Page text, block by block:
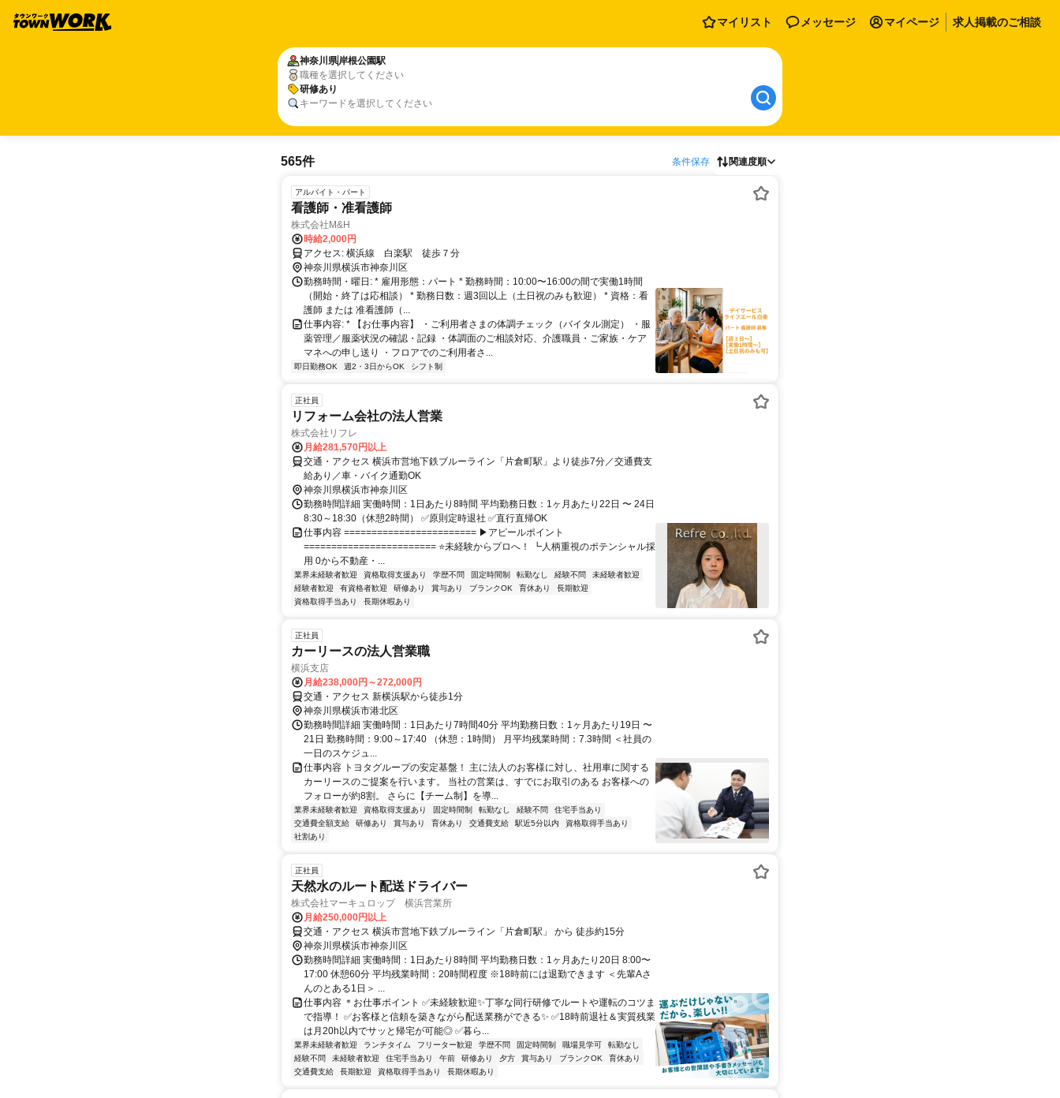
マイリスト メッセージ マイページ 求人掲載のご相談
神奈川県岸根公園駅
職種を選択してください
研修あり
キーワードを選択してください
565件 条件保存 関連度順
アルバイト・パート
看護師・准看護師
株式会社M&H
時給2,000円
アクセス: 横浜線 白楽駅 徒歩７分
神奈川県横浜市神奈川区
勤務時間・曜日: * 雇用形態：パート * 勤務時間：10:00〜16:00の間で実働1時間
（開始・終了は応相談） * 勤務日数：週3回以上（土日祝のみも歓迎） * 資格：看
護師 または 准看護師（...
仕事内容: * 【お仕事内容】 ・ご利用者さまの体調チェック（バイタル測定） ・服
薬管理／服薬状況の確認・記録 ・体調面のご相談対応、介護職員・ご家族・ケア
マネへの申し送り ・フロアでのご利用者さ...
即日勤務OK 週2・3日からOK シフト制
正社員
リフォーム会社の法人営業
株式会社リフレ
月給281,570円以上
交通・アクセス 横浜市営地下鉄ブルーライン「片倉町駅」より徒歩7分／交通費支
給あり／車・バイク通勤OK
神奈川県横浜市神奈川区
勤務時間詳細 実働時間：1日あたり8時間 平均勤務日数：1ヶ月あたり22日 〜 24日
8:30～18:30（休憩2時間） ✅原則定時退社 ✅直行直帰OK
仕事内容 ======================== ▶アピールポイント
======================== ⭐未経験からプロへ！ ┗人柄重視のポテンシャル採
用 0から不動産・...
業界未経験者歓迎 資格取得支援あり 学歴不問 固定時間制 転勤なし 経験不問
未経験者歓迎
経験者歓迎
有資格者歓迎 研修あり 賞与あり ブランクOK 育休あり
長期歓迎
資格取得手当あり
長期休暇あり
正社員
カーリースの法人営業職
横浜支店
月給238,000円～272,000円
交通・アクセス 新横浜駅から徒歩1分
神奈川県横浜市港北区
勤務時間詳細 実働時間：1日あたり7時間40分 平均勤務日数：1ヶ月あたり19日 〜
21日 勤務時間：9:00～17:40 （休憩：1時間） 月平均残業時間：7.3時間 ＜社員の
一日のスケジュ...
仕事内容 トヨタグループの安定基盤！ 主に法人のお客様に対し、社用車に関する
カーリースのご提案を行います。 当社の営業は、すでにお取引のある お客様への
フォローが約8割。 さらに【チーム制】を導...
業界未経験者歓迎 資格取得支援あり 固定時間制 転勤なし 経験不問
住宅手当あり
交通費全額支給
研修あり 賞与あり 育休あり 交通費支給 駅近5分以内
資格取得手当あり
社割あり
正社員
天然水のルート配送ドライバー
株式会社マーキュロップ 横浜営業所
月給250,000円以上
交通・アクセス 横浜市営地下鉄ブルーライン「片倉町駅」 から 徒歩約15分
神奈川県横浜市神奈川区
勤務時間詳細 実働時間：1日あたり8時間 平均勤務日数：1ヶ月あたり20日 8:00〜
17:00 休憩60分 平均残業時間：20時間程度 ※18時前には退勤できます ＜先輩Aさ
んのとある1日＞ ...
仕事内容 ＊お仕事ポイント ✅未経験歓迎✨丁寧な同行研修でルートや運転のコツま
で指導！ ✅お客様と信頼を築きながら配送業務ができる✨ ✅18時前退社＆実質残業
は月20h以内でサッと帰宅が可能◎ ✅暮ら...
業界未経験者歓迎 ランチタイム フリーター歓迎 学歴不問 固定時間制 職場見学可
転勤なし
経験不問
未経験者歓迎 住宅手当あり 午前 研修あり 夕方 賞与あり ブランクOK
育休あり
交通費支給
長期歓迎 資格取得手当あり 長期休暇あり